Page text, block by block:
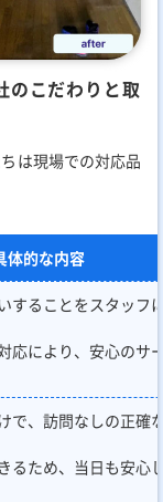
のこだわりと取
は現場での対応品
体的な内容
することをスタッフ
応により、安心のサ
で、訪問なしの正確
るため、当日も安心